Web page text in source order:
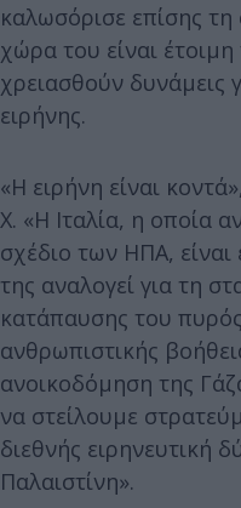
καλωσόρισε επίσης
χώρα του είναι
χρειασθούν δυνάμεις
ειρήνης.
«Η ειρήνη είναι
X. «Η Ιταλία, η οποία
σχέδιο των ΗΠΑ,
της αναλογεί για τη
κατάπαυσης του
ανθρωπιστικής
ανοικοδόμηση της
να στείλουμε
διεθνής ειρηνευτική
Παλαιστίνη».